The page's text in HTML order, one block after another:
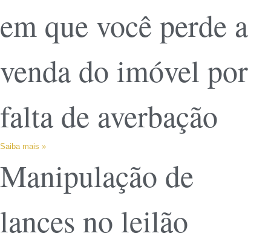
em que você perde a
venda do imóvel por
falta de averbação
Saiba mais »
Manipulação de
lances no leilão